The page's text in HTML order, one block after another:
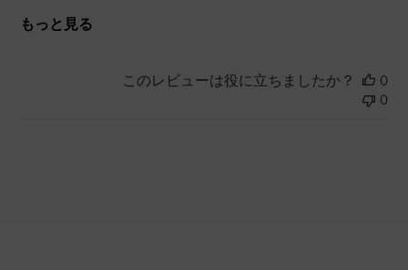
もっと見る
このレビューは役に立ちましたか？
0
0